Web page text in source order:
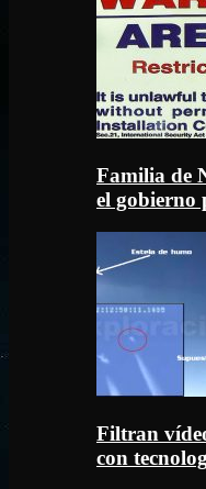
Familia de
el
Filtran
con